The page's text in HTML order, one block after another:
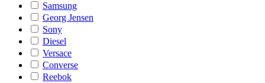
Samsung
Georg Jensen
Sony
Diesel
Versace
Converse
Reebok